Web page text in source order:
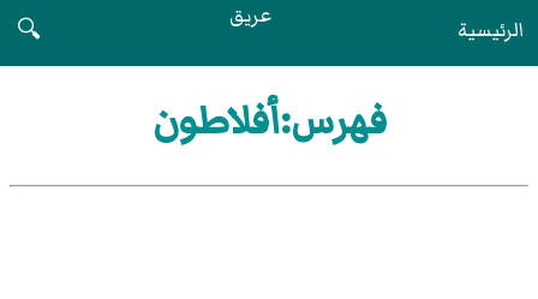
الرئيسية عريق
🔍
فهرس:أفلاطون